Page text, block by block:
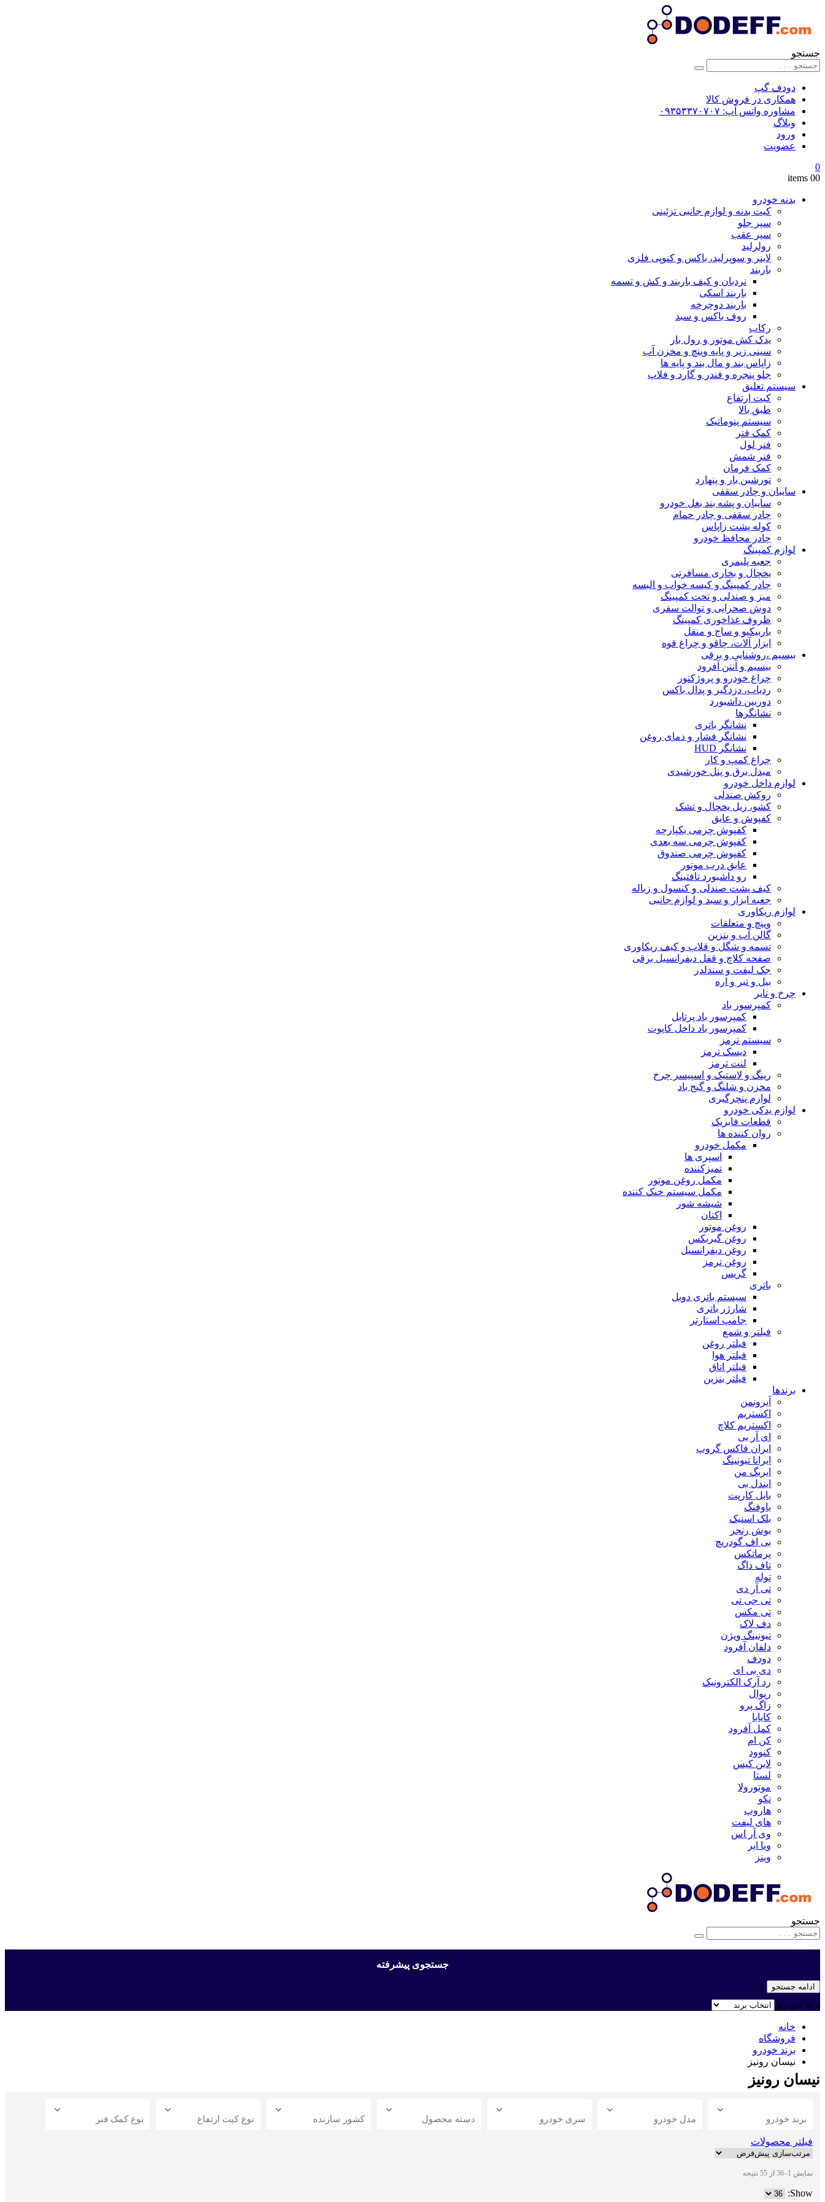
جستجو
دودف گپ
همکاری در فروش کالا
مشاوره واتس آپ: ۰۹۳۵۳۳۷۰۷۰۷
وبلاگ
ورود
عضویت
0
00 items
بدنه خودرو
کیت بدنه و لوازم جانبی تزئینی
سپر جلو
سپر عقب
رولرلید
لاینر و سوپرلید، باکس و کنوپی فلزی
باربند
نردبان و کیف باربند و کش و تسمه
باربند اسکی
باربند دوچرخه
روف باکس و سبد
رکاب
یدک کش موتور و رول بار
سینی زیر و پایه وینچ و مخزن آب
زاپاس بند و مال بند و پایه ها
جلو پنجره و فندر و گارد و فلاپ
سیستم تعلیق
کیت ارتفاع
طبق بالا
سیستم پنوماتیک
کمک فنر
فنر لول
فنر شمش
کمک فرمان
تورشین بار و پنهارد
سایبان و چادر سقفی
سایبان و پشه بند بغل خودرو
چادر سقفی و چادر حمام
کوله پشت زاپاس
چادر محافظ خودرو
لوازم کمپینگ
جعبه پلیمری
یخچال و بخاری مسافرتی
چادر کمپینگ و کیسه خواب و البسه
میز و صندلی و تخت کمپینگ
دوش صحرایی و توالت سفری
ظروف غذاخوری کمپینگ
باربیکیو و ساج و منقل
ابزار آلات، چاقو و چراغ قوه
بیسیم ،روشنایی و برقی
بیسیم و آنتن آفرود
چراغ خودرو و پروژکتور
ردیاب، دزدگیر و پدال باکس
دوربین داشبورد
نشانگرها
نشانگر باتری
نشانگر فشار و دمای روغن
نشانگر HUD
چراغ کمپ و کار
مبدل برق و پنل خورشیدی
لوازم داخل خودرو
روکش صندلی
کشو، ریل یخچال و تشک
کفپوش و عایق
کفپوش چرمی یکپارچه
کفپوش چرمی سه بعدی
کفپوش چرمی صندوق
عایق درب موتور
رو داشبورد تافتینگ
کیف پشت صندلی و کنسول و زباله
جعبه ابزار و سبد و لوازم جانبی
لوازم ریکاوری
وینچ و متعلقات
گالن آب و بنزین
تسمه و شگل و قلاب و کیف ریکاوری
صفحه کلاچ و قفل دیفرانسیل برقی
جک لیفت و سندلدر
بیل و تبر و اره
چرخ و تایر
کمپرسور باد
کمپرسور باد پرتابل
کمپرسور باد داخل کاپوت
سیستم ترمز
دیسک ترمز
لنت ترمز
رینگ و لاستیک و اسپیسر چرخ
مخزن و شلنگ و گیج باد
لوازم پنچرگیری
لوازم یدکی خودرو
قطعات فابریک
روان کننده ها
مکمل خودرو
اسپری ها
تمیزکننده
مکمل روغن موتور
مکمل سیستم خنک کننده
شیشه شور
اکتان
روغن موتور
روغن گیربکس
روغن دیفرانسیل
روغن ترمز
گریس
باتری
سیستم باتری دوبل
شارژر باتری
جامپ استارتر
فیلتر و شمع
فیلتر روغن
فیلتر هوا
فیلتر اتاق
فیلتر بنزین
برندها
آیرونمن
اکستریم
اکستریم کلاچ
ای آر بی
ایران فاکس گروپ
ایرانا تیونینگ
ایربگ من
ایندل بی
بابل کارپت
باوفنگ
بلک اسنیک
بوش رنجر
بی اف گودریچ
پرماتکس
تاف داگ
توله
تی آر دی
تی جی تی
تی مکس
دف لاک
تیونینگ ویژن
دلفان آفرود
دودف
دی بی ای
رد آرک الکترونیک
ریوال
زاگ پرو
کایابا
کمل آفرود
کن ام
کنوود
لاین کیس
لستا
موتورولا
نکو
هاروپ
های لیفت
وی آر اس
ویا ایر
وینز
جستجو
جستجوی پیشرفته
ادامه جستجو
برند خودرو
خانه
فروشگاه
برند خودرو
نیسان رونیز
نیسان رونیز
برند خودرو مدل خودرو سری خودرو دسته محصول کشور سازنده نوع کیت ارتفاع نوع کمک فنر
فیلتر محصولات
نمایش 1–36 از 55 نتیجه
Show: